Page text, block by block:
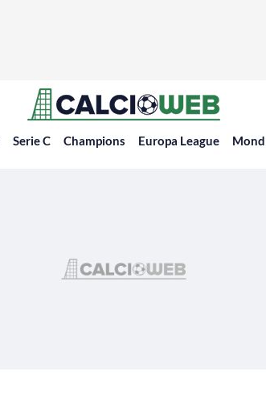
Serie C Champions Europa League